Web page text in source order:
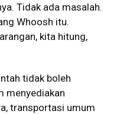
Tidak ada masalah.
Whoosh itu.
kita hitung,
tidak boleh
menyediakan
transportasi umum